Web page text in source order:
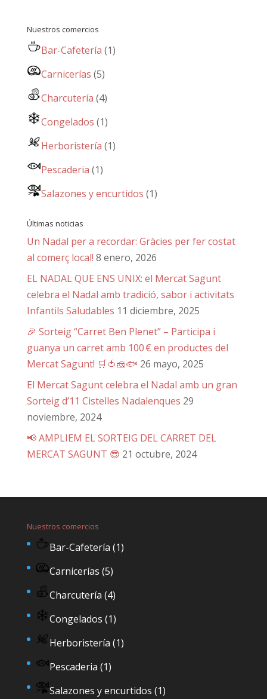
Nuestros comercios
Bar-Cafetería (1)
Carnicerías (5)
Charcutería (4)
Congelados (1)
Herboristería (1)
Pescaderia (1)
Salazones y encurtidos (1)
Últimas noticias
Un Nadal per a recordar: Gràcies per fer costat
al comerç local! 8 enero, 2026
EL NADAL QUE ENS UNIX: el Mercat Sagunt
celebra el Nadal amb tradició, sabor i activitats
Infantils Saludables 11 diciembre, 2025
🎉 Sorteig “Carret Ben Plenet” – Participa i
guanya un carret amb 100 € en productes del
Mercat Sagunt! 🛒🍅🧀🐟 26 mayo, 2025
El Mercat Sagunt celebra el Nadal amb un gran
Sorteig d’11 Cistelles Nadalenques 29
noviembre, 2024
📢 AMPLIEM EL SORTEIG DEL CARRET DEL
MERCAT SAGUNT 😎 21 octubre, 2024
Nuestros comercios
Bar-Cafetería (1)
Carnicerías (5)
Charcutería (4)
Congelados (1)
Herboristería (1)
Pescaderia (1)
Salazones y encurtidos (1)